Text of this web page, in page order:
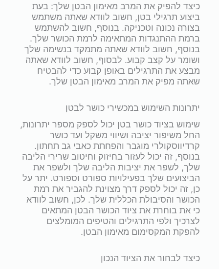
כיצד להפיק את המרב מאימון הבטן שלך: בעת
ביצוע תרגילי בטן, חשוב לוודא שאתה משתמש
בצורה נכונה וטכניקה. בנוסף, חשוב להשתמש
ברמת ההתנגדות המתאימה לרמת הכושר שלך.
בנוסף, חשוב לוודא שאתה מתמקד בנשימה שלך
ושומר על קצב קבוע. לבסוף, חשוב לוודא שאתה
מבצע את התרגילים באופן קבוע כדי להבטיח
שאתה מפיק את המרב מאימון הבטן שלך.
יתרונות השימוש במכשירי כושר לבטן
שימוש בציוד כושר בטן יכול לספק מספר יתרונות,
החל משיפור יציבה ושיווי משקל ועד כושר
קרדיווסקולרי מוגבר והפחתת כאבי גב תחתון.
בנוסף, זה יכול לעזור בחיזוק וחיטוב שרירי הליבה
שלך, לשפר את יציבות הליבה שלך ולשפר את
הביצועים שלך בפעילויות ספורט וספורט. יתר על
כן, זה יכול לספק דרך מצוינת להגביר את רמת
הכושר והסיבולת הכללית שלך. לכן, חשוב לוודא
כי את בוחרת את ציוד הכושר הבטן המתאים
לצרכיך ולפי התרגילים והטיפים המומלצים
להפקת המקסימום מאימון הבטן.
כיצד לבחור את הציוד הנכון